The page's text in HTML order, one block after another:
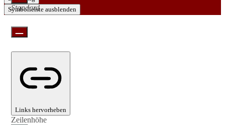
Symbolleiste ausblenden
Standard
Links hervorheben
Zeilenhöhe